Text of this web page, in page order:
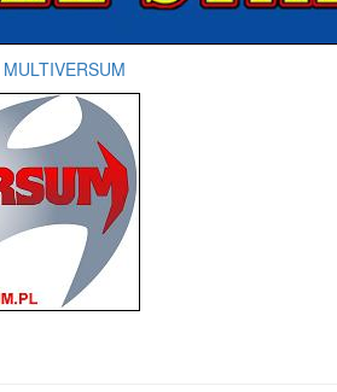
MULTIVERSUM